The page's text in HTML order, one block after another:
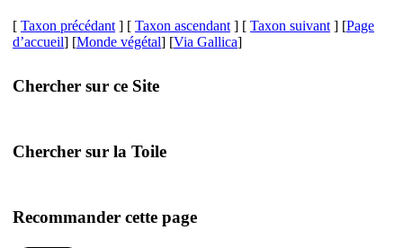
[ Taxon précédant ] [ Taxon ascendant ] [ Taxon suivant ] [Page
d’accueil] [Monde végétal] [Via Gallica]
Chercher sur ce Site
Chercher sur la Toile
Recommander cette page